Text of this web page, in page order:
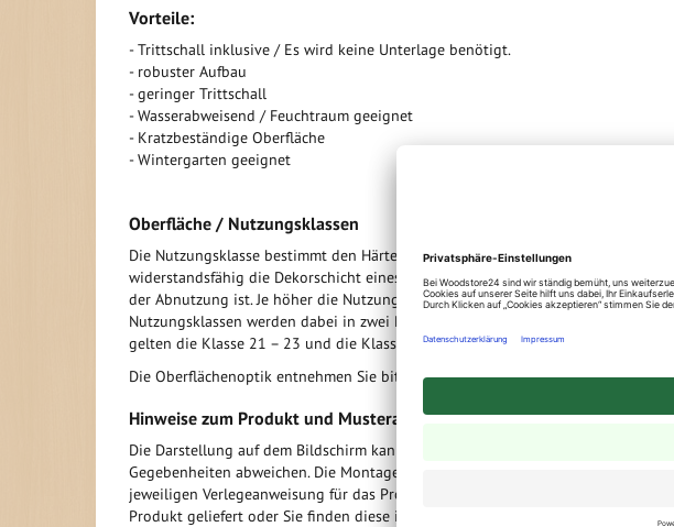
Vorteile:
- Trittschall inklusive / Es wird keine Unterlage benötigt.
- robuster Aufbau
- geringer Trittschall
- Wasserabweisend / Feuchtraum geeignet
- Kratzbeständige Oberfläche
- Wintergarten geeignet
Oberfläche / Nutzungsklassen
Die Nutzungsklasse bestimmt den Härtegrad der Oberfläche und zeigt, wie
widerstandsfähig die Dekorschicht eines Laminat- oder Vinylbodens gegenüber
der Abnutzung ist. Je höher die Nutzungsklasse um so geringer die Abnutzung.
Nutzungsklassen werden dabei in zwei Bereiche eingeteilt. Für den Wohnbereich
gelten die Klasse 21 – 23 und die Klassen 31 – 34 für die gewerbliche Nutzung.
Die Oberflächenoptik entnehmen Sie bitte der jeweiligen Artikelbeschreibung.
Hinweise zum Produkt und Musteranforderung
Die Darstellung auf dem Bildschirm kann aufgrund von technischen
Gegebenheiten abweichen. Die Montage der Vinyl Dielen muss nach der
jeweiligen Verlegeanweisung für das Produkt erfolgen. Diese wird mit dem
Produkt geliefert oder Sie finden diese im Internet